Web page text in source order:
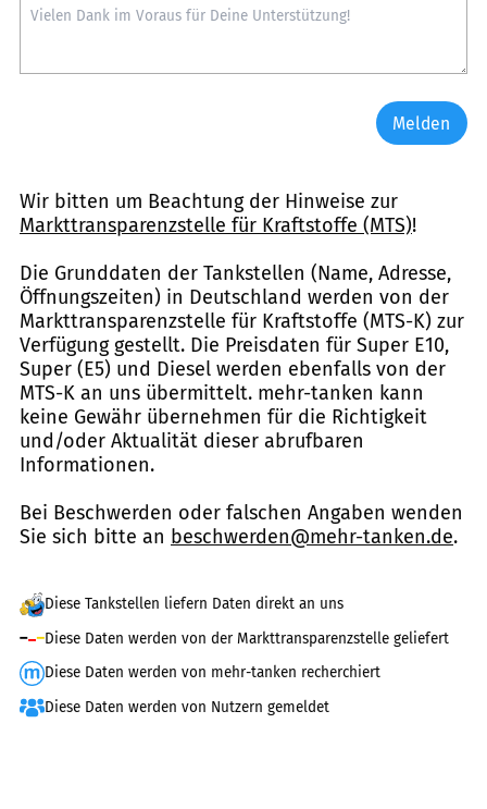
Melden
Wir bitten um Beachtung der Hinweise zur
Markttransparenzstelle für Kraftstoffe (MTS)!
Die Grunddaten der Tankstellen (Name, Adresse,
Öffnungszeiten) in Deutschland werden von der
Markttransparenzstelle für Kraftstoffe (MTS-K) zur
Verfügung gestellt. Die Preisdaten für Super E10,
Super (E5) und Diesel werden ebenfalls von der
MTS-K an uns übermittelt. mehr-tanken kann
keine Gewähr übernehmen für die Richtigkeit
und/oder Aktualität dieser abrufbaren
Informationen.
Bei Beschwerden oder falschen Angaben wenden
Sie sich bitte an beschwerden@mehr-tanken.de.
Diese Tankstellen liefern Daten direkt an uns
Diese Daten werden von der Markttransparenzstelle geliefert
Diese Daten werden von mehr-tanken recherchiert
Diese Daten werden von Nutzern gemeldet